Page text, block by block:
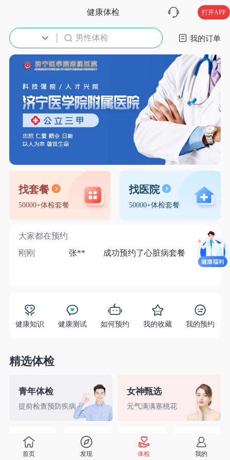
健康体检 打开APP
男性体检 入职体检 我的订单
找套餐
50000+体检套餐
找医院
50000+体检套餐
大家都在预约
刚刚
张** 成功预约了心脏病套餐 1分
健康知识 健康测试 如何预约 我的收藏 我的预约
精选体检
青年体检
提前检查预防疾病
女神甄选
元气满满塞桃花
精英白领 备孕检查 入职体检 婚前检查
首页 发现 体检 我的